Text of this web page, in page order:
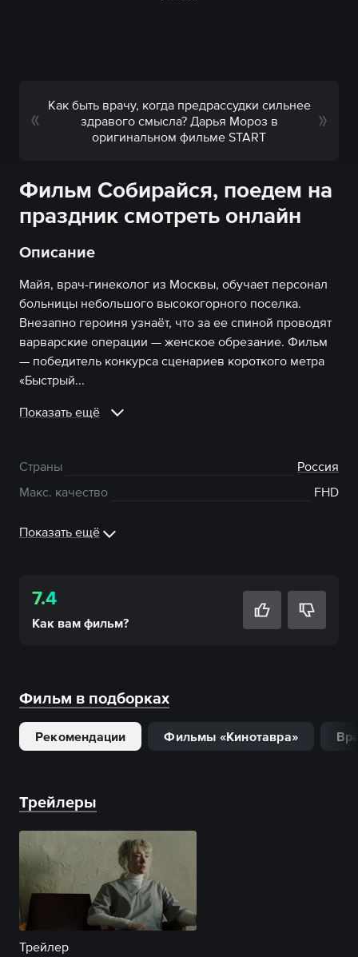
Как быть врачу, когда предрассудки сильнее
здравого смысла? Дарья Мороз в
оригинальном фильме START
Фильм Собирайся, поедем на
праздник смотреть онлайн
Описание
Майя, врач-гинеколог из Москвы, обучает персонал
больницы небольшого высокогорного поселка.
Внезапно героиня узнаёт, что за ее спиной проводят
варварские операции — женское обрезание. Фильм
— победитель конкурса сценариев короткого метра
«Быстрый...
Показать ещё
Страны
Россия
Макс. качество
FHD
Показать ещё
7.4
Как вам фильм?
Фильм в подборках
Рекомендации Фильмы «Кинотавра»
Трейлеры
Трейлер